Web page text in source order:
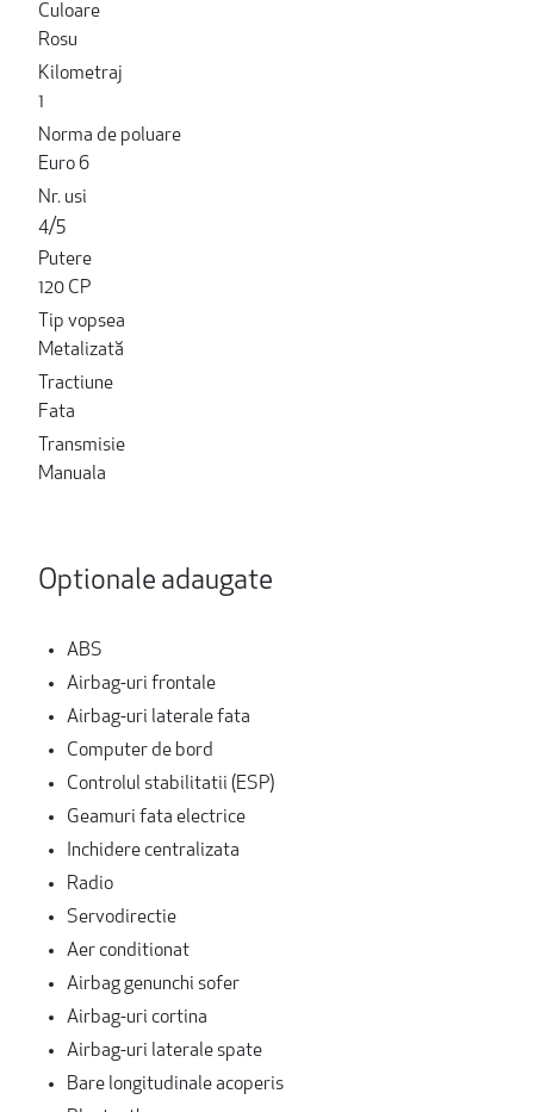
Culoare
Rosu
Kilometraj
1
Norma de poluare
Euro 6
Nr. usi
4/5
Putere
120 CP
Tip vopsea
Metalizată
Tractiune
Fata
Transmisie
Manuala
Optionale adaugate
ABS
Airbag-uri frontale
Airbag-uri laterale fata
Computer de bord
Controlul stabilitatii (ESP)
Geamuri fata electrice
Inchidere centralizata
Radio
Servodirectie
Aer conditionat
Airbag genunchi sofer
Airbag-uri cortina
Airbag-uri laterale spate
Bare longitudinale acoperis